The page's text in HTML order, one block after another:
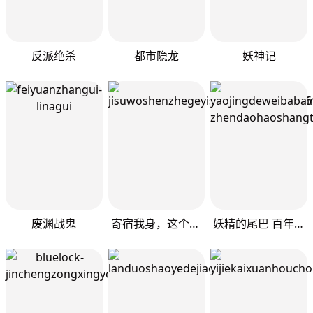
反派绝杀 都市隐龙 妖神记
废渊战鬼 寄宿我身，这个异生人不好惹 妖精的尾巴 百年任务